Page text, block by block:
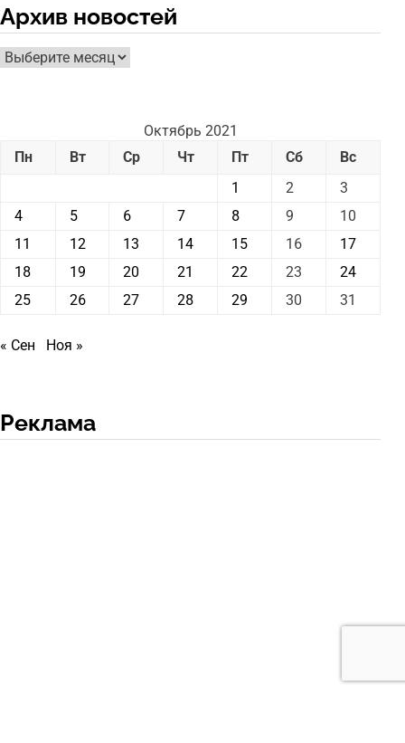
Архив новостей
Архив
новостей
Октябрь 2021
Пн
Вт Ср Чт Пт Сб
Вс
1
2
3
4
5 6 7 8 9
10
11
12 13 14 15 16
17
18
19 20 21 22 23
24
25
26 27 28 29 30 31
« Сен Ноя »
Реклама